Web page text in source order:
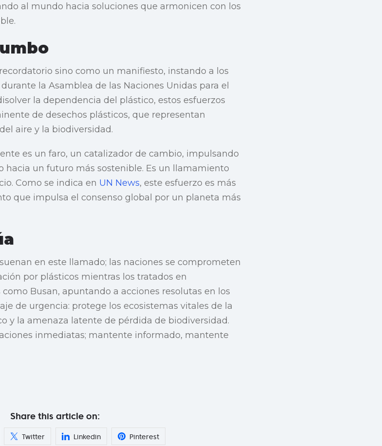
al mundo hacia soluciones que armonicen con los
sino como un manifiesto, instando a los
la Asamblea de las Naciones Unidas para el
la dependencia del plástico, estos esfuerzos
de desechos plásticos, que representan
aire y la biodiversidad.
es un faro, un catalizador de cambio, impulsando
hacia un futuro más sostenible. Es un llamamiento
Como se indica en UN News, este esfuerzo es más
que impulsa el consenso global por un planeta más
en este llamado; las naciones se comprometen
por plásticos mientras los tratados en
Busan, apuntando a acciones resolutas en los
de urgencia: protege los ecosistemas vitales de la
y la amenaza latente de pérdida de biodiversidad.
inmediatas; mantente informado, mantente
Share this article on:
Twitter Linkedin Pinterest